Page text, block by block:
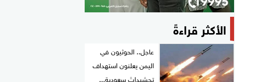
الأكثر قراءةً
عاجل.. الحوثيون في
اليمن يعلنون استهداف
تحشيداتَ سعودية...